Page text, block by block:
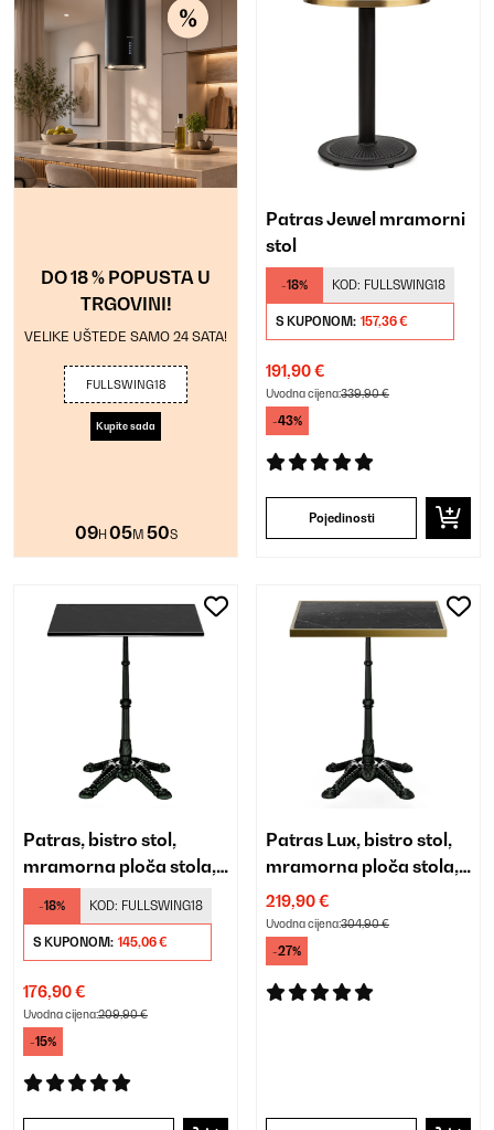
DO 18 % POPUSTA U
TRGOVINI!
VELIKE UŠTEDE SAMO 24 SATA!
FULLSWING18
Kupite sada
09H 05M 49S
Patras Jewel mramorni
stol
-18% KOD: FULLSWING18
S KUPONOM: 157,36 €
191,90 €
Uvodna cijena:339,90 €
-43%
Pojedinosti
Patras, bistro stol,
mramorna ploča stola,
60 x 60 cm, baza od
lijevanog željeza
-18% KOD: FULLSWING18
S KUPONOM: 145,06 €
176,90 €
Uvodna cijena:209,90 €
-15%
Patras Lux, bistro stol,
mramorna ploča stola,
60 x 60 cm
219,90 €
Uvodna cijena:304,90 €
-27%